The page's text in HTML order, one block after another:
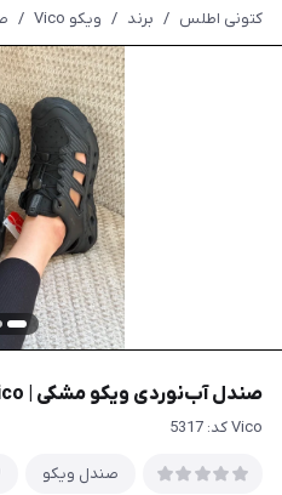
کتونی اطلس / برند / ویکو Vico /
صندل آب‌نوردی ویکو مشکی | Vico
Vico کد: 5317
صندل ویکو